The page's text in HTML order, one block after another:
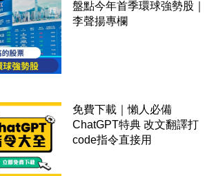
盤點今年首季環球強勢股｜
李聲揚專欄
免費下載｜懶人必備
ChatGPT特典 改文翻譯打
code指令直接用